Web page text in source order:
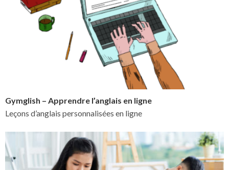
Gymglish – Apprendre l’anglais en ligne
Leçons d’anglais personnalisées en ligne